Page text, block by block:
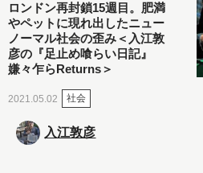
ロンドン再封鎖15週目。肥満
やペットに現れ出したニュー
ノーマル社会の歪み＜入江敦
彦の『足止め喰らい日記』
嫌々乍らReturns＞
2021.05.02 社会
入江敦彦